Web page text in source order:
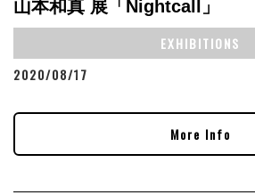
山本和真 展「Nightcall」
EXHIBITIONS
2020/08/17
More Info